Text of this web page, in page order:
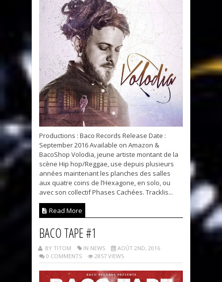
Productions : Baco Records Release Date :
September 2016 Available on Amazon &
BacoShop Volodia, jeune artiste montant de la
scène Hip hop/Reggae, use depuis plusieurs
années maintenant les planches des salles
aux quatre coins de l’Hexagone, en solo, ou
avec son collectif Phases Cachées. Tracklis...
Read More
BACO TAPE #1
BY TITOM IN NEWS
AOÛT 2ND, 2016
0 COMMENTS
2857 VIEWS